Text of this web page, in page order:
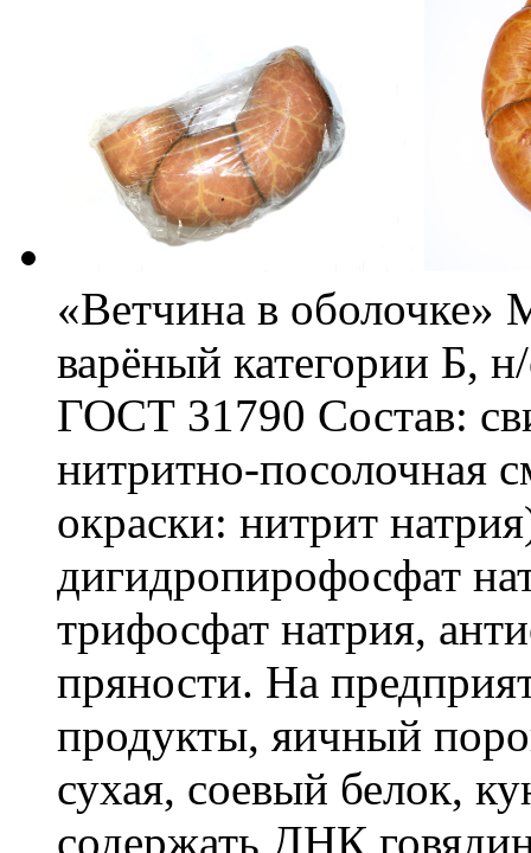
«Ветчина в оболочке»
варёный категории Б,
ГОСТ 31790 Состав:
нитритно-посолочная
окраски: нитрит
дигидропирофосфат
трифосфат натрия,
пряности. На
продукты, яичный
сухая, соевый белок,
содержать ДНК